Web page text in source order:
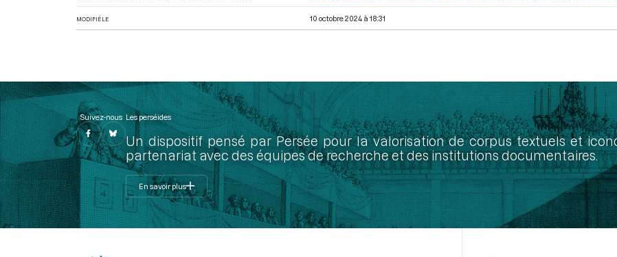
MODIFIÉ LE 10 octobre 2024 à 18:31
Suivez-nous Les perséides
Un dispositif pensé par Persée pour la valorisation de corpus textuels et
partenariat avec des équipes de recherche et des institutions documentaires.
En savoir plus